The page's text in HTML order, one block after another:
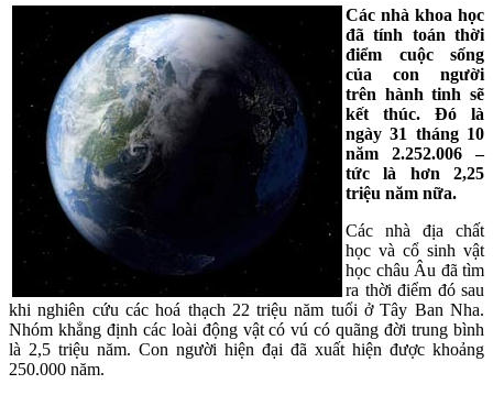
Các nhà khoa học
đã tính toán thời
điểm cuộc sống
của con người
trên hành tinh sẽ
kết thúc. Đó là
ngày 31 tháng 10
năm 2.252.006 –
tức là hơn 2,25
triệu năm nữa.
Các nhà địa chất
học và cổ sinh vật
học châu Âu đã tìm
ra thời điểm đó sau
khi nghiên cứu các hoá thạch 22 triệu năm tuổi ở Tây Ban Nha.
Nhóm khẳng định các loài động vật có vú có quãng đời trung bình
là 2,5 triệu năm. Con người hiện đại đã xuất hiện được khoảng
250.000 năm.